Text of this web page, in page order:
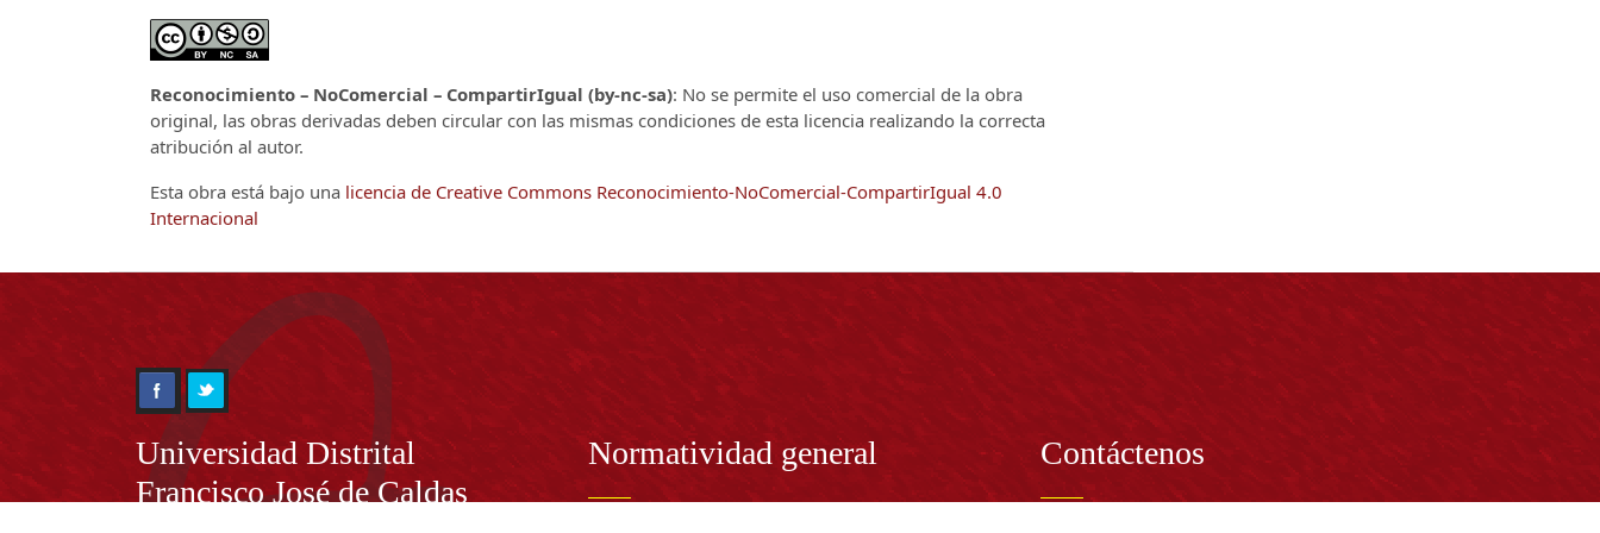
Reconocimiento – NoComercial – CompartirIgual (by-nc-sa): No se permite el uso comercial de la obra
original, las obras derivadas deben circular con las mismas condiciones de esta licencia realizando la correcta
atribución al autor.
Esta obra está bajo una licencia de Creative Commons Reconocimiento-NoComercial-CompartirIgual 4.0
Internacional
Información
Universidad Distrital
Francisco José de Caldas
Normatividad general Contáctenos